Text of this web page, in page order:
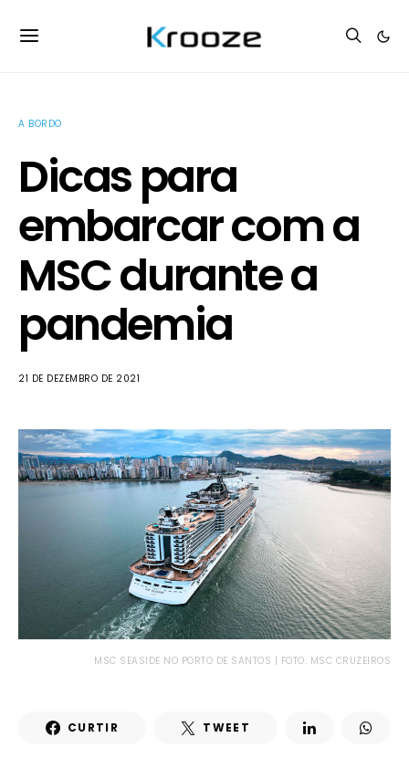
A BORDO
Dicas para
embarcar com a
MSC durante a
pandemia
21 DE DEZEMBRO DE 2021
MSC SEASIDE NO PORTO DE SANTOS | FOTO: MSC CRUZEIROS
CURTIR TWEET